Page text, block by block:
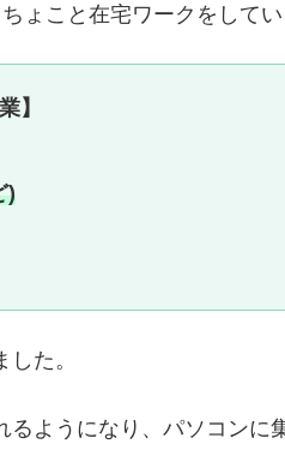
ょこと在宅ワークをしてい
】
)
た。
ようになり、パソコンに